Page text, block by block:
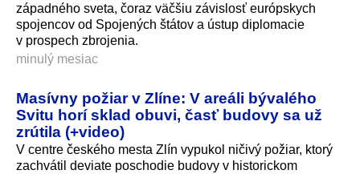
západného sveta, čoraz väčšiu závislosť európskych
spojencov od Spojených štátov a ústup diplomacie
v prospech zbrojenia.
minulý mesiac
Masívny požiar v Zlíne: V areáli bývalého
Svitu horí sklad obuvi, časť budovy sa už
zrútila (+video)
V centre českého mesta Zlín vypukol ničivý požiar, ktorý
zachvátil deviate poschodie budovy v historickom